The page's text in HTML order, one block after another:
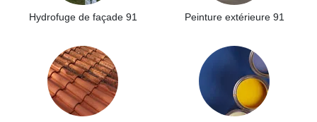
Hydrofuge de façade 91 Peinture extérieure 91